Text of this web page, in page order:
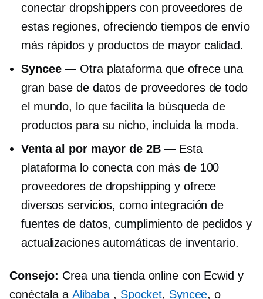
conectar dropshippers con proveedores de
estas regiones, ofreciendo tiempos de envío
más rápidos y productos de mayor calidad.
Syncee— Otra plataforma que ofrece una
gran base de datos de proveedores de todo
el mundo, lo que facilita la búsqueda de
productos para su nicho, incluida la moda.
Venta al por mayor de 2B— Esta
plataforma lo conecta con más de 100
proveedores de dropshipping y ofrece
diversos servicios, como integración de
fuentes de datos, cumplimiento de pedidos y
actualizaciones automáticas de inventario.
Consejo: Crea una tienda online con Ecwid y
conéctala a Alibaba , Spocket, Syncee, o